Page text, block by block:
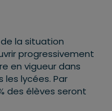
la situation
progressivement
en vigueur dans
les lycées. Par
des élèves seront